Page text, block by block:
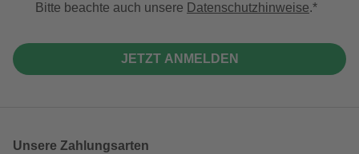
Bitte beachte auch unsere Datenschutzhinweise.
JETZT ANMELDEN
Unsere Zahlungsarten